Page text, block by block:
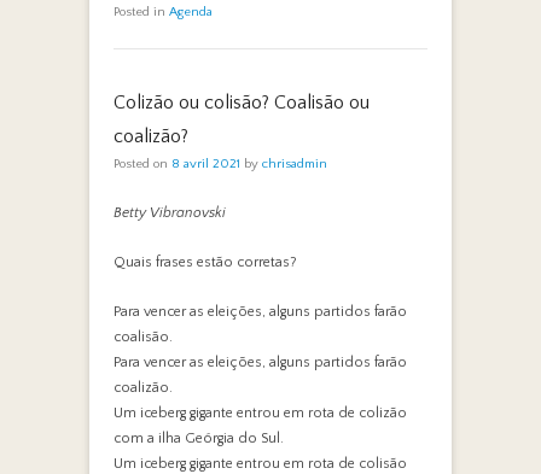
Posted in Agenda
Colizão ou colisão? Coalisão ou
coalizão?
Posted on 8 avril 2021 by chrisadmin
Betty Vibranovski
Quais frases estão corretas?
Para vencer as eleições, alguns partidos farão
coalisão.
Para vencer as eleições, alguns partidos farão
coalizão.
Um iceberg gigante entrou em rota de colizão
com a ilha Geórgia do Sul.
Um iceberg gigante entrou em rota de colisão